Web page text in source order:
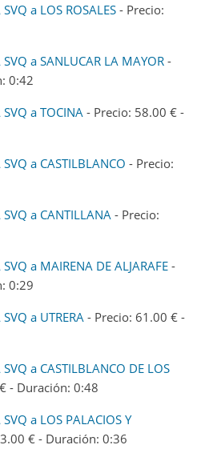
a LOS ROSALES - Precio:
SVQ a SANLUCAR LA MAYOR -
0:42
SVQ a TOCINA - Precio: 58.00 € -
a CASTILBLANCO - Precio:
SVQ a CANTILLANA - Precio:
a MAIRENA DE ALJARAFE -
0:29
a UTRERA - Precio: 61.00 € -
a CASTILBLANCO DE LOS
- Duración: 0:48
a LOS PALACIOS Y
€ - Duración: 0:36